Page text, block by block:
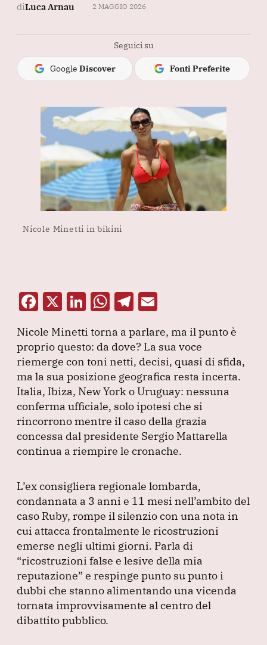
diLuca Arnau 2 MAGGIO 2026
Seguici su
Google Discover Fonti Preferite
Nicole Minetti in bikini
F
c
e
b
o
o
k
X Li
k
e
dI
n
W
at
s
A
p
p
T
e
gr
a
m
ai
l
Nicole Minetti torna a parlare, ma il punto è
proprio questo: da dove? La sua voce
riemerge con toni netti, decisi, quasi di sfida,
ma la sua posizione geografica resta incerta.
Italia, Ibiza, New York o Uruguay: nessuna
conferma ufficiale, solo ipotesi che si
rincorrono mentre il caso della grazia
concessa dal presidente Sergio Mattarella
continua a riempire le cronache.
L’ex consigliera regionale lombarda,
condannata a 3 anni e 11 mesi nell’ambito del
caso Ruby, rompe il silenzio con una nota in
cui attacca frontalmente le ricostruzioni
emerse negli ultimi giorni. Parla di
“ricostruzioni false e lesive della mia
reputazione” e respinge punto su punto i
dubbi che stanno alimentando una vicenda
tornata improvvisamente al centro del
dibattito pubblico.